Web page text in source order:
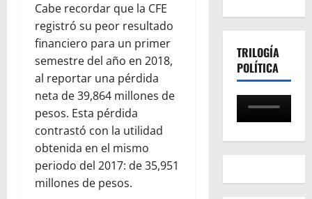
Cabe recordar que la CFE
registró su peor resultado
financiero para un primer
semestre del año en 2018,
al reportar una pérdida
neta de 39,864 millones de
pesos. Esta pérdida
contrastó con la utilidad
obtenida en el mismo
periodo del 2017: de 35,951
millones de pesos.
TRILOGÍA
POLÍTICA